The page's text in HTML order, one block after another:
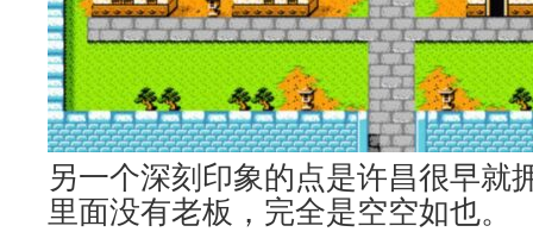
另一个深刻印象的点是许昌很早就
里面没有老板，完全是空空如也。